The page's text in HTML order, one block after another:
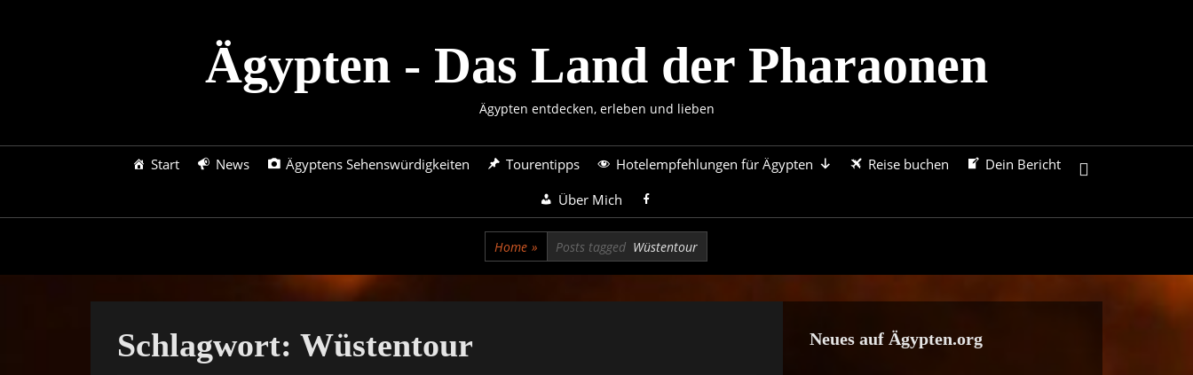
Ägypten - Das Land der Pharaonen
Ägypten entdecken, erleben und lieben
Primary
Start News Ägyptens Sehenswürdigkeiten Tourentipps Hotelempfehlungen für Ägypten Reise buchen
Dein Bericht
Über Mich
Home » Posts tagged Wüstentour
Schlagwort: Wüstentour Neues auf Ägypten.org